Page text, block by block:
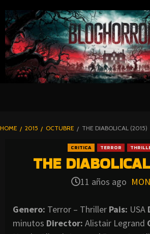
TO
CONTENT
BLOGHORROR
HOME 2015 OCTUBRE THE DIABOLICAL (2015)
CRITICA TERROR
THE
11 años ago
Genero: Terror – Thriller Pais: USA
minutos Director: Alistair Legrand